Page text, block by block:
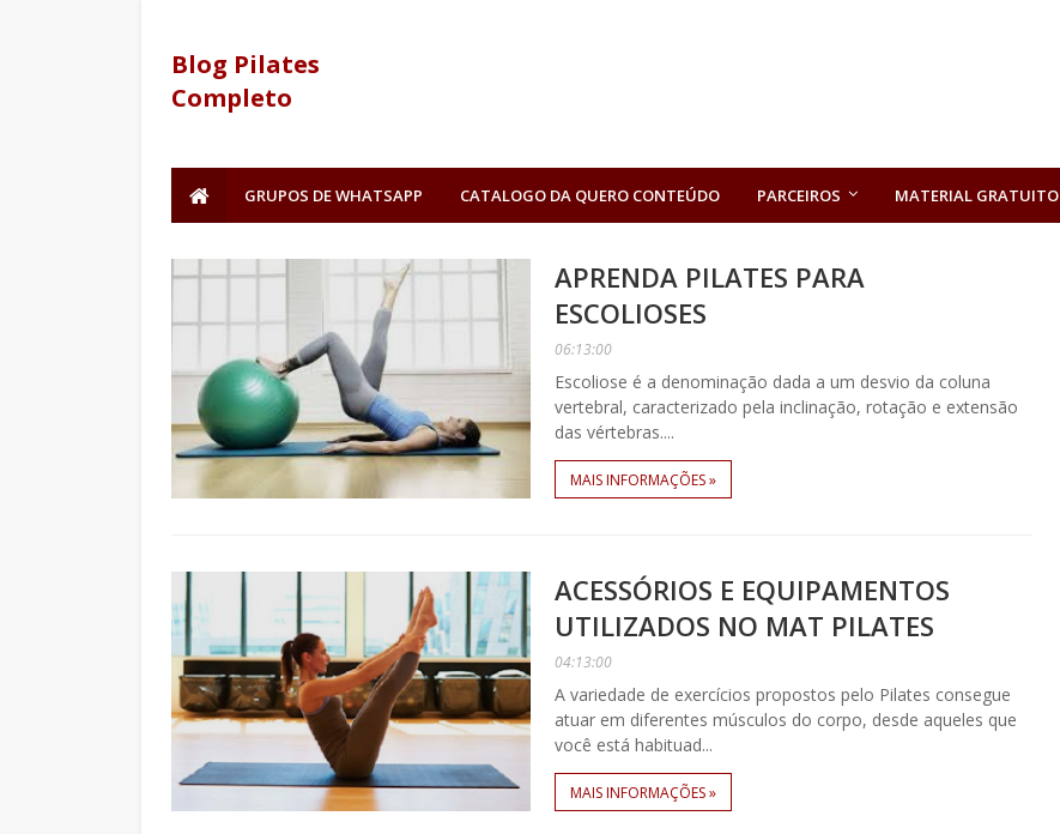
Blog Pilates
Completo
GRUPOS DE WHATSAPP CATALOGO DA QUERO CONTEÚDO PARCEIROS MATERIAL GRATUITO
APRENDA PILATES PARA
ESCOLIOSES
06:13:00
Escoliose é a denominação dada a um desvio da coluna
vertebral, caracterizado pela inclinação, rotação e extensão
das vértebras....
MAIS INFORMAÇÕES »
ACESSÓRIOS E EQUIPAMENTOS
UTILIZADOS NO MAT PILATES
04:13:00
A variedade de exercícios propostos pelo Pilates consegue
atuar em diferentes músculos do corpo, desde aqueles que
você está habituad...
MAIS INFORMAÇÕES »